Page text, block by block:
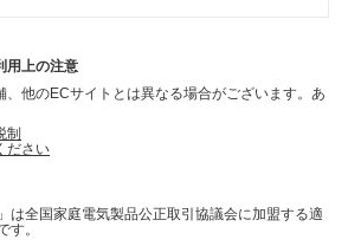
用上の注意
、他のECサイトとは異なる場合がございます。あ
制
ださい
は全国家庭電気製品公正取引協議会に加盟する適
す。